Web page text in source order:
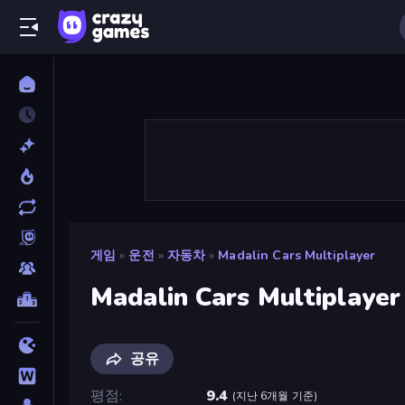
게임 » 운전 » 자동차 » Madalin Cars Multiplayer
Madalin Cars Multiplayer
공유
평점
9.4 (지난 6개월 기준)